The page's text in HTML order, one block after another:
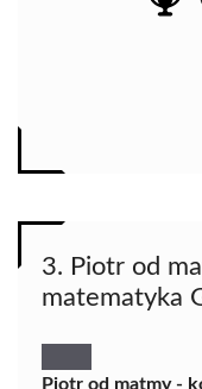
3. Piotr od
matematyka
Piotr od matmy -